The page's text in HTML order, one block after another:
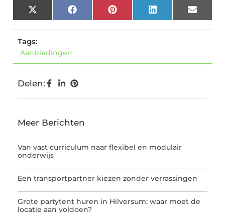
X
(Twitter)
FacebookPinterestLinkedInEmail
Tags:
Aanbiedingen
Delen:
Meer Berichten
Van vast curriculum naar flexibel en modulair
onderwijs
Een transportpartner kiezen zonder verrassingen
Grote partytent huren in Hilversum: waar moet de
locatie aan voldoen?